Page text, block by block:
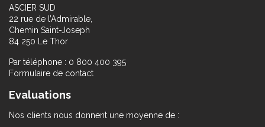
ASCIER SUD
22 rue de l’Admirable,
Chemin Saint-Joseph
84 250 Le Thor
Par téléphone : 0 800 400 395
Formulaire de contact
Evaluations
Nos clients nous donnent une moyenne de :